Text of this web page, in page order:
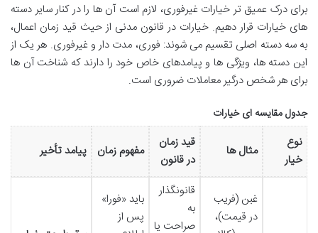
برای درک عمیق تر خیارات غیرفوری، لازم است آن ها را در کنار سایر دسته
های خیارات قرار دهیم. خیارات در قانون مدنی از حیث قید زمان اعمال،
به سه دسته اصلی تقسیم می شوند: فوری، مدت دار و غیرفوری. هر یک از
این دسته ها، ویژگی ها و پیامدهای خاص خود را دارند که شناخت آن ها
برای هر شخص درگیر معاملات ضروری است.
جدول مقایسه ای خیارات
نوع
خیار
مثال ها
قید زمان
در قانون
مفهوم زمان پیامد تأخیر
غبن (فریب
در قیمت)،
قانونگذار
به
صراحت یا
باید «فورا»
پس از